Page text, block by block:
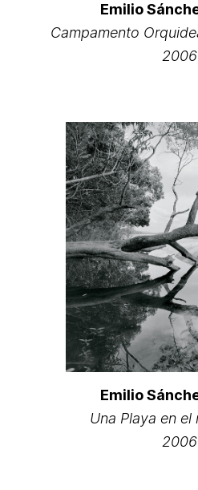
Emilio
Campamento
2006
Emilio
Una Playa en el
2006